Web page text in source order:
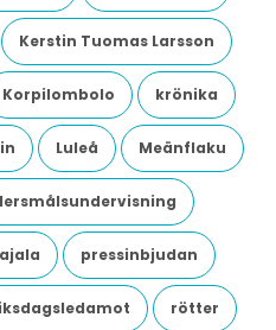
Kerstin Tuomas Larsson
Korpilombolo krönika
Luleå Meänflaku
pressinbjudan
rötter